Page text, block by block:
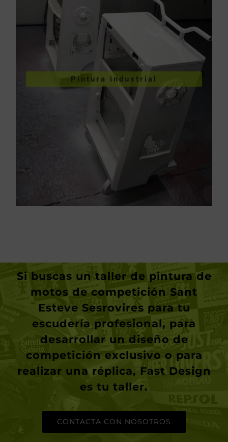
Pintura industrial
Pintura de piezas
industriales
VER PINTURA INDUSTRIAL
Si buscas un taller de pintura de
motos de competición Sant
Esteve Sesrovires para tu
escudería profesional, para
desarrollar un diseño de
competición exclusivo o para
realizar una réplica, Fast Design
es tu taller.
CONTACTA CON NOSOTROS